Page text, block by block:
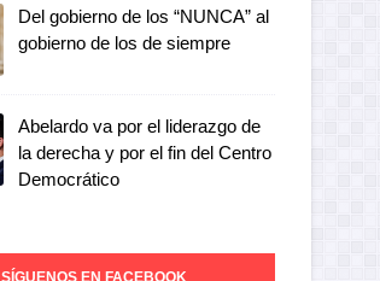
Del gobierno de los “NUNCA” al
gobierno de los de siempre
Abelardo va por el liderazgo de
la derecha y por el fin del Centro
Democrático
SÍGUENOS EN FACEBOOK